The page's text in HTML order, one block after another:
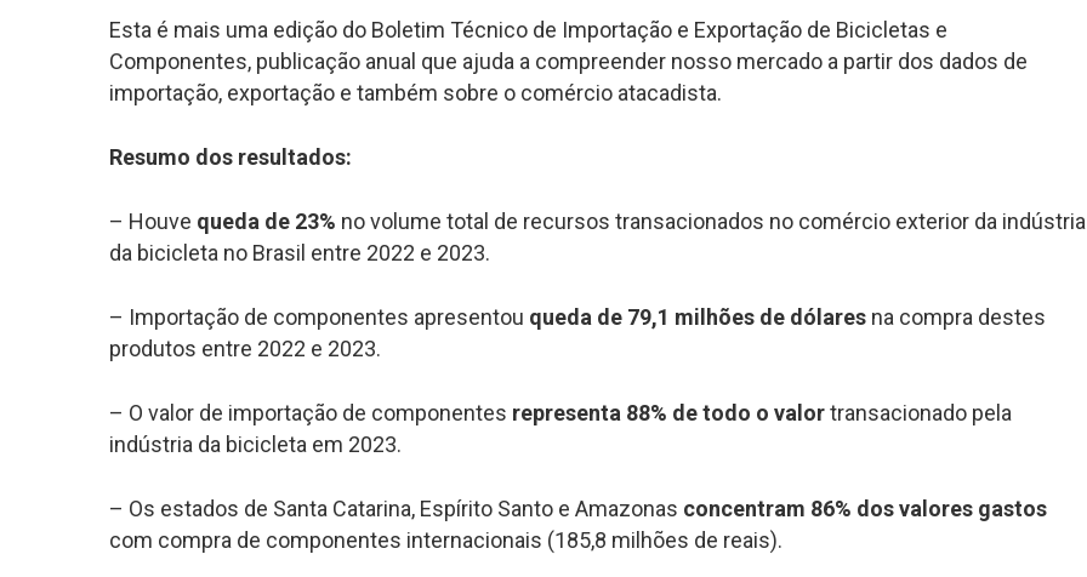
Esta é mais uma edição do Boletim Técnico de Importação e Exportação de Bicicletas e
Componentes, publicação anual que ajuda a compreender nosso mercado a partir dos dados de
importação, exportação e também sobre o comércio atacadista.
Resumo dos resultados:
– Houve queda de 23% no volume total de recursos transacionados no comércio exterior da indústria
da bicicleta no Brasil entre 2022 e 2023.
– Importação de componentes apresentou queda de 79,1 milhões de dólares na compra destes
produtos entre 2022 e 2023.
– O valor de importação de componentes representa 88% de todo o valortransacionado pela
indústria da bicicleta em 2023.
– Os estados de Santa Catarina, Espírito Santo e Amazonas concentram 86% dos valores gastos
com compra de componentes internacionais (185,8 milhões de reais).